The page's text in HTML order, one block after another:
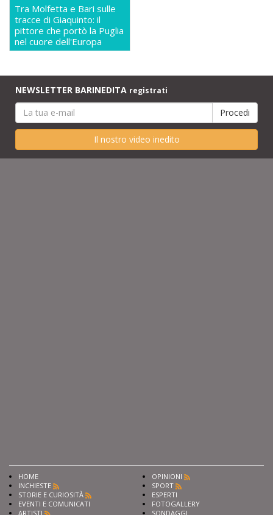
Tra Molfetta e Bari sulle
tracce di Giaquinto: il
pittore che portò la Puglia
nel cuore dell'Europa
NEWSLETTER BARINEDITA registrati
Il nostro video inedito
HOME
INCHIESTE
STORIE E CURIOSITÀ
EVENTI E COMUNICATI
ARTISTI
OPINIONI
SPORT
ESPERTI
FOTOGALLERY
SONDAGGI